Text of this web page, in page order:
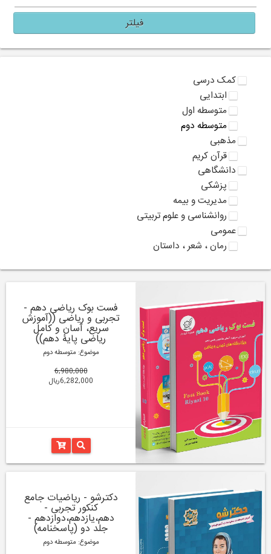
فیلتر
کمک درسی
ابتدایی
متوسطه اول
متوسطه دوم
مذهبی
قرآن کریم
دانشگاهی
پزشکی
مدیریت و بیمه
روانشناسی و علوم تربیتی
عمومی
رمان ، شعر ، داستان
فست بوک ریاضی دهم -
تجربی و ریاضی ((آموزش
سریع، آسان و کامل
ریاضی پایۀ دهم))
موضوع: متوسطه دوم
6,980,000
6,282,000ریال
دکترشو - ریاضیات جامع
کنکور تجربی -
دهم،یازدهم،دوازدهم -
جلد دو (پاسخنامه)
موضوع: متوسطه دوم